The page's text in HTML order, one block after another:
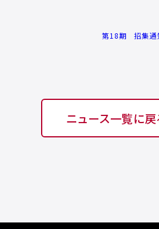
第18期 招集通
ニュース一覧に戻